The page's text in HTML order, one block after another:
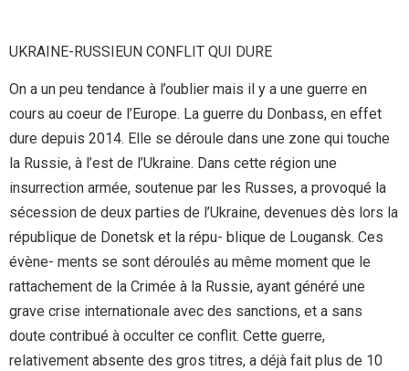
UKRAINE-RUSSIEUN CONFLIT QUI DURE
On a un peu tendance à l’oublier mais il y a une guerre en
cours au coeur de l’Europe. La guerre du Donbass, en effet
dure depuis 2014. Elle se déroule dans une zone qui touche
la Russie, à l’est de l’Ukraine. Dans cette région une
insurrection armée, soutenue par les Russes, a provoqué la
sécession de deux parties de l’Ukraine, devenues dès lors la
république de Donetsk et la répu- blique de Lougansk. Ces
évène- ments se sont déroulés au même moment que le
rattachement de la Crimée à la Russie, ayant généré une
grave crise internationale avec des sanctions, et a sans
doute contribué à occulter ce conflit. Cette guerre,
relativement absente des gros titres, a déjà fait plus de 10